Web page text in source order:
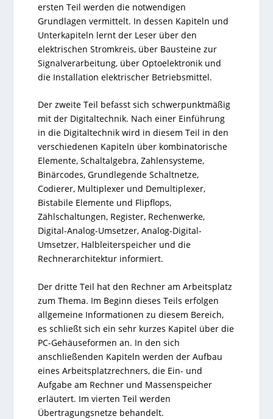
ersten Teil werden die notwendigen
Grundlagen vermittelt. In dessen Kapiteln und
Unterkapiteln lernt der Leser über den
elektrischen Stromkreis, über Bausteine zur
Signalverarbeitung, über Optoelektronik und
die Installation elektrischer Betriebsmittel.
Der zweite Teil befasst sich schwerpunktmäßig
mit der Digitaltechnik. Nach einer Einführung
in die Digitaltechnik wird in diesem Teil in den
verschiedenen Kapiteln über kombinatorische
Elemente, Schaltalgebra, Zahlensysteme,
Binärcodes, Grundlegende Schaltnetze,
Codierer, Multiplexer und Demultiplexer,
Bistabile Elemente und Flipflops,
Zählschaltungen, Register, Rechenwerke,
Digital-Analog-Umsetzer, Analog-Digital-
Umsetzer, Halbleiterspeicher und die
Rechnerarchitektur informiert.
Der dritte Teil hat den Rechner am Arbeitsplatz
zum Thema. Im Beginn dieses Teils erfolgen
allgemeine Informationen zu diesem Bereich,
es schließt sich ein sehr kurzes Kapitel über die
PC-Gehäuseformen an. In den sich
anschließenden Kapiteln werden der Aufbau
eines Arbeitsplatzrechners, die Ein- und
Aufgabe am Rechner und Massenspeicher
erläutert. Im vierten Teil werden
Übertragungsnetze behandelt.